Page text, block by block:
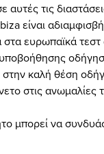
αυτές τις
είναι
ευρωπαϊκά
στην καλή θέση
στις ανωμαλίες
μπορεί να